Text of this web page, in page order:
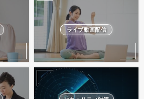
ライブ動画配信